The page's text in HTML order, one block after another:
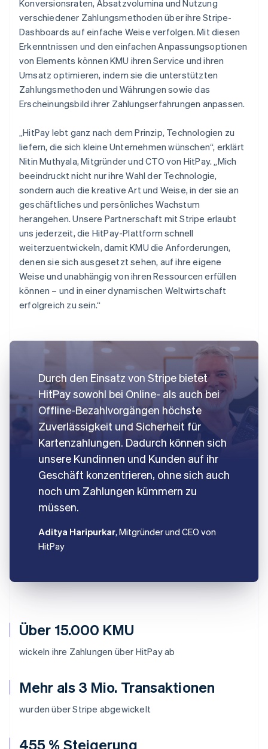
Über 15.000 KMU
wickeln ihre Zahlungen über HitPay ab
Mehr als 3 Mio. Transaktionen
wurden über Stripe abgewickelt
455 % Steigerung
Konversionsraten, Absatzvolumina und Nutzung
verschiedener Zahlungsmethoden über ihre Stripe-
Dashboards auf einfache Weise verfolgen. Mit diesen
Erkenntnissen und den einfachen Anpassungsoptionen
von Elements können KMU ihren Service und ihren
Umsatz optimieren, indem sie die unterstützten
Zahlungsmethoden und Währungen sowie das
Erscheinungsbild ihrer Zahlungserfahrungen anpassen.
„HitPay lebt ganz nach dem Prinzip, Technologien zu
liefern, die sich kleine Unternehmen wünschen“, erklärt
Nitin Muthyala, Mitgründer und CTO von HitPay. „Mich
beeindruckt nicht nur ihre Wahl der Technologie,
sondern auch die kreative Art und Weise, in der sie an
geschäftliches und persönliches Wachstum
herangehen. Unsere Partnerschaft mit Stripe erlaubt
uns jederzeit, die HitPay-Plattform schnell
weiterzuentwickeln, damit KMU die Anforderungen,
denen sie sich ausgesetzt sehen, auf ihre eigene
Weise und unabhängig von ihren Ressourcen erfüllen
können – und in einer dynamischen Weltwirtschaft
erfolgreich zu sein.“
Durch den Einsatz von Stripe bietet
HitPay sowohl bei Online- als auch bei
Offline-Bezahlvorgängen höchste
Zuverlässigkeit und Sicherheit für
Kartenzahlungen. Dadurch können sich
unsere Kundinnen und Kunden auf ihr
Geschäft konzentrieren, ohne sich auch
noch um Zahlungen kümmern zu
müssen.
Aditya Haripurkar, Mitgründer und CEO von
HitPay